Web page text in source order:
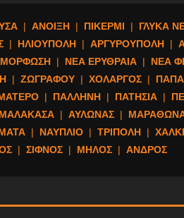
| ΑΝΟΙΞΗ | ΠΙΚΕΡΜΙ | ΓΛΥΚΑ
| ΗΛΙΟΥΠΟΛΗ | ΑΡΓΥΡΟΥΠΟΛΗ |
| ΝΕΑ ΕΡΥΘΡΑΙΑ | ΝΕΑ
| ΖΩΓΡΑΦΟΥ | ΧΟΛΑΡΓΟΣ |
| ΠΑΛΛΗΝΗ | ΠΑΤΗΣΙΑ |
ΜΑΛΑΚΑΣΑ | ΑΥΛΩΝΑΣ |
| ΝΑΥΠΛΙΟ | ΤΡΙΠΟΛΗ |
| ΣΙΦΝΟΣ | ΜΗΛΟΣ | ΑΝΔΡΟΣ